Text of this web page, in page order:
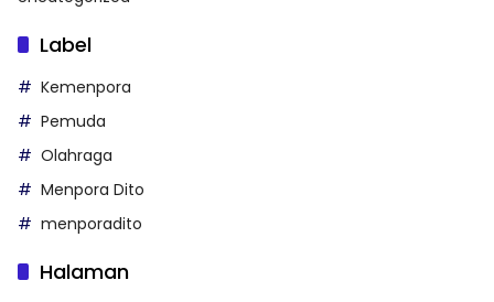
Label
Kemenpora
Pemuda
Olahraga
Menpora Dito
menporadito
Halaman